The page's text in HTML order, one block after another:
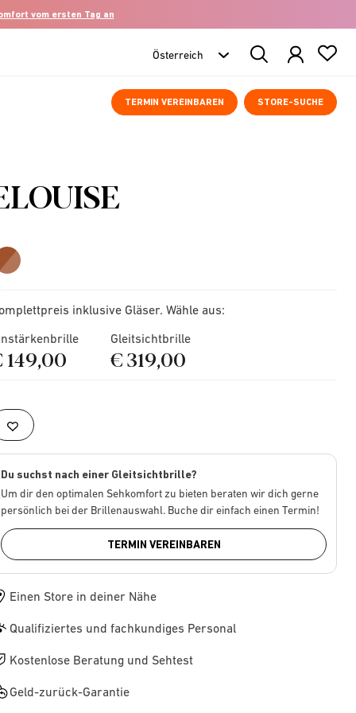
vom ersten Tag an
Search
Products
TERMIN VEREINBAREN STORE-SUCHE
inklusive Gläser. Wähle aus:
149,00
Gleitsichtbrille
€ 319,00
Du suchst nach einer Gleitsichtbrille?
Um dir den optimalen Sehkomfort zu bieten beraten wir dich gerne
persönlich bei der Brillenauswahl. Buche dir einfach einen Termin!
TERMIN VEREINBAREN
Einen Store in deiner Nähe
Qualifiziertes und fachkundiges Personal
Kostenlose Beratung und Sehtest
Geld-zurück-Garantie